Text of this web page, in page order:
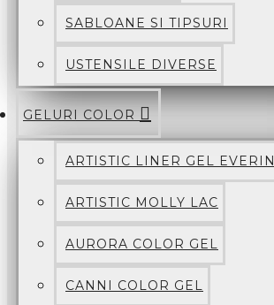
SABLOANE SI TIPSURI
USTENSILE DIVERSE
GELURI COLOR
ARTISTIC LINER GEL EVERIN
ARTISTIC MOLLY LAC
AURORA COLOR GEL
CANNI COLOR GEL